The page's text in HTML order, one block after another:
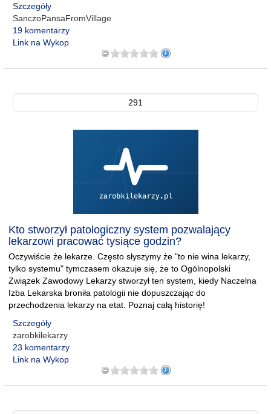
Szczegóły
SanczoPansaFromVillage
19 komentarzy
Link na Wykop
291
Kto stworzył patologiczny system pozwalający
lekarzowi pracować tysiące godzin?
Oczywiście że lekarze. Często słyszymy że "to nie wina lekarzy,
tylko systemu" tymczasem okazuje się, że to Ogólnopolski
Związek Zawodowy Lekarzy stworzył ten system, kiedy Naczelna
Izba Lekarska broniła patologii nie dopuszczając do
przechodzenia lekarzy na etat. Poznaj całą historię!
Szczegóły
zarobkilekarzy
23 komentarzy
Link na Wykop